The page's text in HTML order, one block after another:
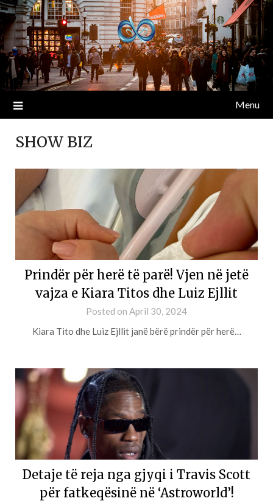
Menu
SHOW BIZ
Prindër për herë të parë! Vjen në jetë
vajza e Kiara Titos dhe Luiz Ejllit
Posted on April 30, 2024
Kiara Tito dhe Luiz Ejllit janë bërë prindër për herë…
Detaje të reja nga gjyqi i Travis Scott
për fatkeqësinë në ‘Astroworld’!